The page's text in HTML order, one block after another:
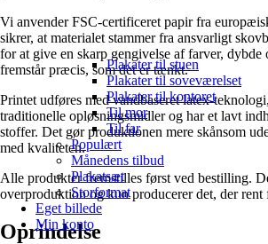
Plakater til stuen
Plakater til soveværelset
Plakater til kontoret
Til mor
Til far
Populært
Månedens tilbud
Plakatsæt
Storformat
Eget billede
Min konto
Vi anvender FSC-certificeret papir fra
sikrer, at materialet stammer fra ansvarligt
for at give en skarp gengivelse af farver, dybde
fremstår præcis, som det er tænkt.
Printet udføres med vandbaseret latex-
traditionelle opløsningsmidler og har et lavt
stoffer. Det gør produktionen mere skånsom
med kvaliteten.
Alle produkter fremstilles først ved bestilling.
overproduktion og kun producerer det, der
Oprindelse